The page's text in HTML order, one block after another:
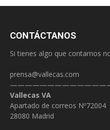
CONTÁCTANOS
Si tienes algo que contarnos
prensa@vallecas.com
Vallecas VA
Apartado de correos Nº72004
28080 Madrid